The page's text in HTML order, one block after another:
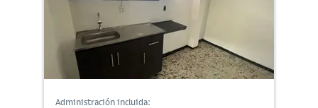
Administración incluida: